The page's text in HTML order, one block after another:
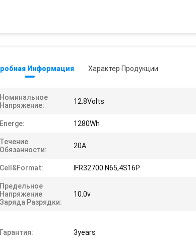
Информация Характер Продукции
Номинальное
Напряжение:
12.8Volts
Energe: 1280Wh
Течение
Обязанности:
20A
Cell&Format: IFR32700 N65,4S16P
Предельное
Напряжение
Заряда Разрядки:
10.0v
Гарантия: 3years